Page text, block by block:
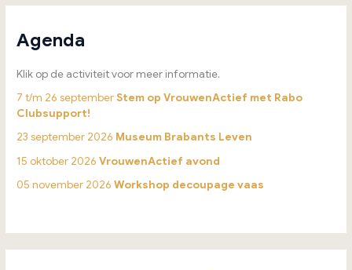
Agenda
Klik op de activiteit voor meer informatie.
7 t/m 26 septemberStem op VrouwenActief met Rabo
Clubsupport!
23 september 2026 Museum Brabants Leven
15 oktober 2026VrouwenActief avond
05 november 2026Workshop decoupage vaas